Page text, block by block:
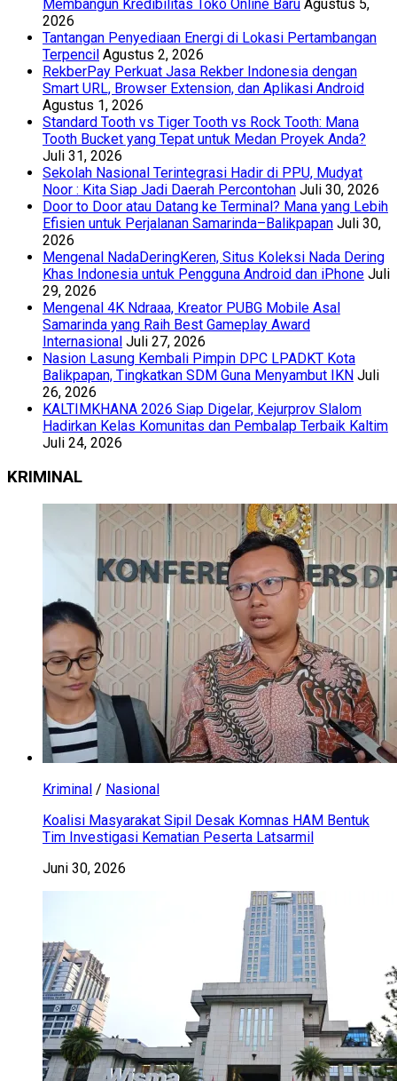
Membangun Kredibilitas Toko Online Baru Agustus 5,
2026
Tantangan Penyediaan Energi di Lokasi Pertambangan
Terpencil Agustus 2, 2026
RekberPay Perkuat Jasa Rekber Indonesia dengan
Smart URL, Browser Extension, dan Aplikasi Android
Agustus 1, 2026
Standard Tooth vs Tiger Tooth vs Rock Tooth: Mana
Tooth Bucket yang Tepat untuk Medan Proyek Anda?
Juli 31, 2026
Sekolah Nasional Terintegrasi Hadir di PPU, Mudyat
Noor : Kita Siap Jadi Daerah Percontohan Juli 30, 2026
Door to Door atau Datang ke Terminal? Mana yang Lebih
Efisien untuk Perjalanan Samarinda–Balikpapan Juli 30,
2026
Mengenal NadaDeringKeren, Situs Koleksi Nada Dering
Khas Indonesia untuk Pengguna Android dan iPhone Juli
29, 2026
Mengenal 4K Ndraaa, Kreator PUBG Mobile Asal
Samarinda yang Raih Best Gameplay Award
Internasional Juli 27, 2026
Nasion Lasung Kembali Pimpin DPC LPADKT Kota
Balikpapan, Tingkatkan SDM Guna Menyambut IKN Juli
26, 2026
KALTIMKHANA 2026 Siap Digelar, Kejurprov Slalom
Hadirkan Kelas Komunitas dan Pembalap Terbaik Kaltim
Juli 24, 2026
KRIMINAL
Kriminal / Nasional
Koalisi Masyarakat Sipil Desak Komnas HAM Bentuk
Tim Investigasi Kematian Peserta Latsarmil
Juni 30, 2026